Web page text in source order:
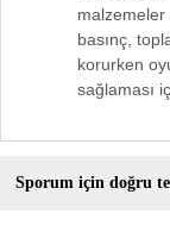
malzemeler
basınç,
korurken
sağlaması
Sporum için doğru